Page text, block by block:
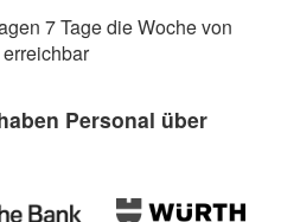
7 Tage die Woche von
Personal über